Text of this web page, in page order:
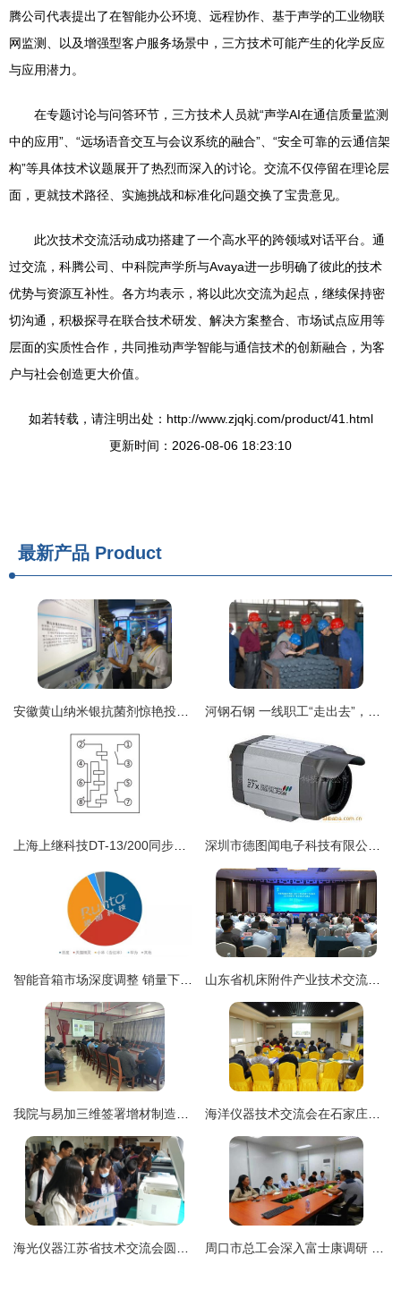
腾公司代表提出了在智能办公环境、远程协作、基于声学的工业物联
网监测、以及增强型客户服务场景中，三方技术可能产生的化学反应
与应用潜力。
在专题讨论与问答环节，三方技术人员就“声学AI在通信质量监测
中的应用”、“远场语音交互与会议系统的融合”、“安全可靠的云通信架
构”等具体技术议题展开了热烈而深入的讨论。交流不仅停留在理论层
面，更就技术路径、实施挑战和标准化问题交换了宝贵意见。
此次技术交流活动成功搭建了一个高水平的跨领域对话平台。通
过交流，科腾公司、中科院声学所与Avaya进一步明确了彼此的技术
优势与资源互补性。各方均表示，将以此次交流为起点，继续保持密
切沟通，积极探寻在联合技术研发、解决方案整合、市场试点应用等
层面的实质性合作，共同推动声学智能与通信技术的创新融合，为客
户与社会创造更大价值。
如若转载，请注明出处：http://www.zjqkj.com/product/41.html
更新时间：2026-08-06 18:23:10
最新产品 Product